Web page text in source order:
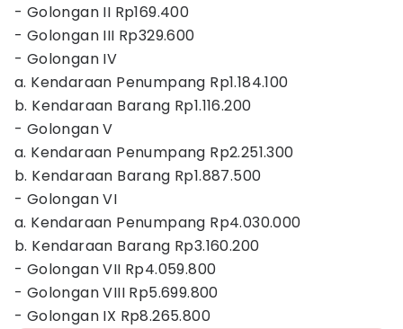
- Golongan II Rp169.400
- Golongan III Rp329.600
- Golongan IV
a. Kendaraan Penumpang Rp1.184.100
b. Kendaraan Barang Rp1.116.200
- Golongan V
a. Kendaraan Penumpang Rp2.251.300
b. Kendaraan Barang Rp1.887.500
- Golongan VI
a. Kendaraan Penumpang Rp4.030.000
b. Kendaraan Barang Rp3.160.200
- Golongan VII Rp4.059.800
- Golongan VIII Rp5.699.800
- Golongan IX Rp8.265.800